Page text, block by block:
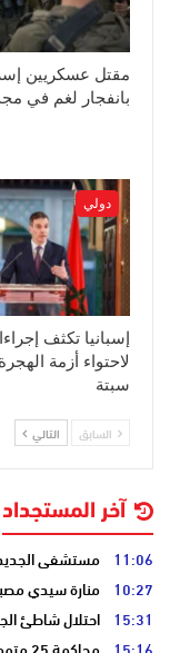
مقتل عسكريين
بانفجار لغم في
دولي
إسبانيا تكثف
لاحتواء أزمة
سبتة
السابق التالي
آخر المستجداد
11:06 مستشفى
10:27 منارة سيدي
15:31 احتلال شاطئ